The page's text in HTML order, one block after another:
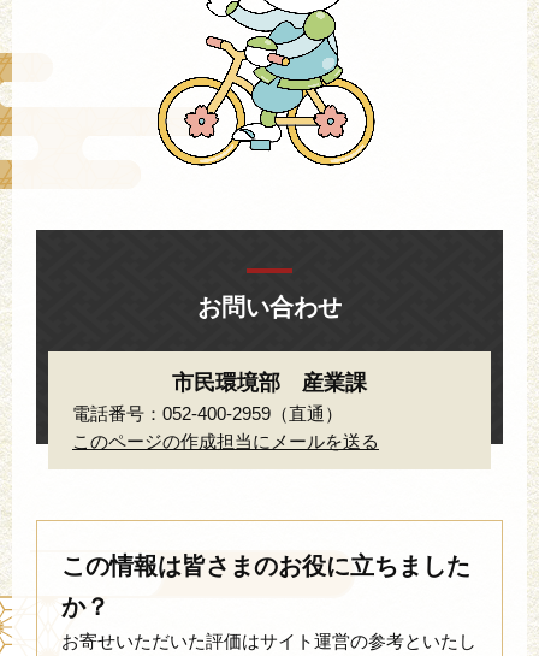
お問い合わせ
市民環境部 産業課
電話番号：052-400-2959（直通）
このページの作成担当にメールを送る
この情報は皆さまのお役に立ちました
か？
お寄せいただいた評価はサイト運営の参考といたし